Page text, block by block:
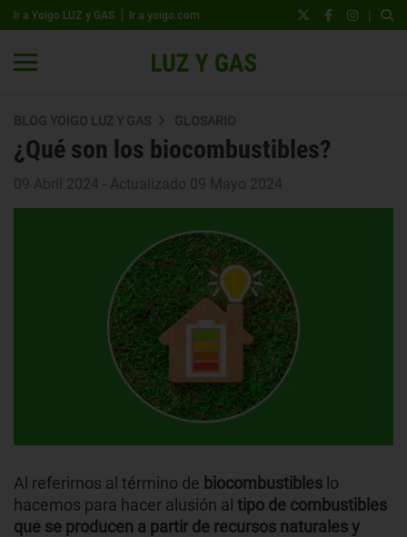
Ir a Yoigo LUZ y GAS Ir a yoigo.com |
BLOG YOIGO LUZ Y GAS GLOSARIO
¿Qué son los biocombustibles?
09 Abril 2024 - Actualizado 09 Mayo 2024
Al referirnos al término de biocombustibles lo
hacemos para hacer alusión al tipo de combustibles
que se producen a partir de recursos naturales y